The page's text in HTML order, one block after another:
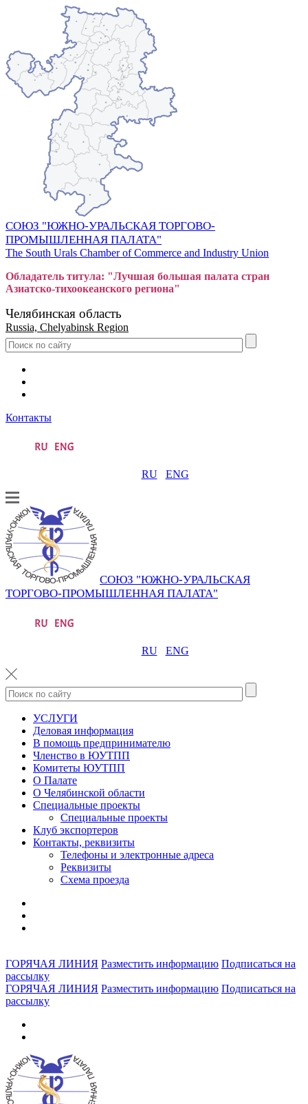
СОЮЗ "ЮЖНО-УРАЛЬСКАЯ ТОРГОВО-
ПРОМЫШЛЕННАЯ ПАЛАТА"
The South Urals Chamber of Commerce and Industry Union
Обладатель титула: "Лучшая большая палата стран
Азиатско-тихоокеанского региона"
Челябинская область
Russia, Chelyabinsk Region
Контакты
RU ENG
СОЮЗ "ЮЖНО-УРАЛЬСКАЯ
ТОРГОВО-ПРОМЫШЛЕННАЯ ПАЛАТА"
RU ENG
УСЛУГИ
Деловая информация
В помощь предпринимателю
Членство в ЮУТПП
Комитеты ЮУТПП
О Палате
О Челябинской области
Специальные проекты
Специальные проекты
Клуб экспортеров
Контакты, реквизиты
Телефоны и электронные адреса
Реквизиты
Схема проезда
ГОРЯЧАЯ ЛИНИЯ Разместить информацию Подписаться на
рассылку
ГОРЯЧАЯ ЛИНИЯ Разместить информацию Подписаться на
рассылку